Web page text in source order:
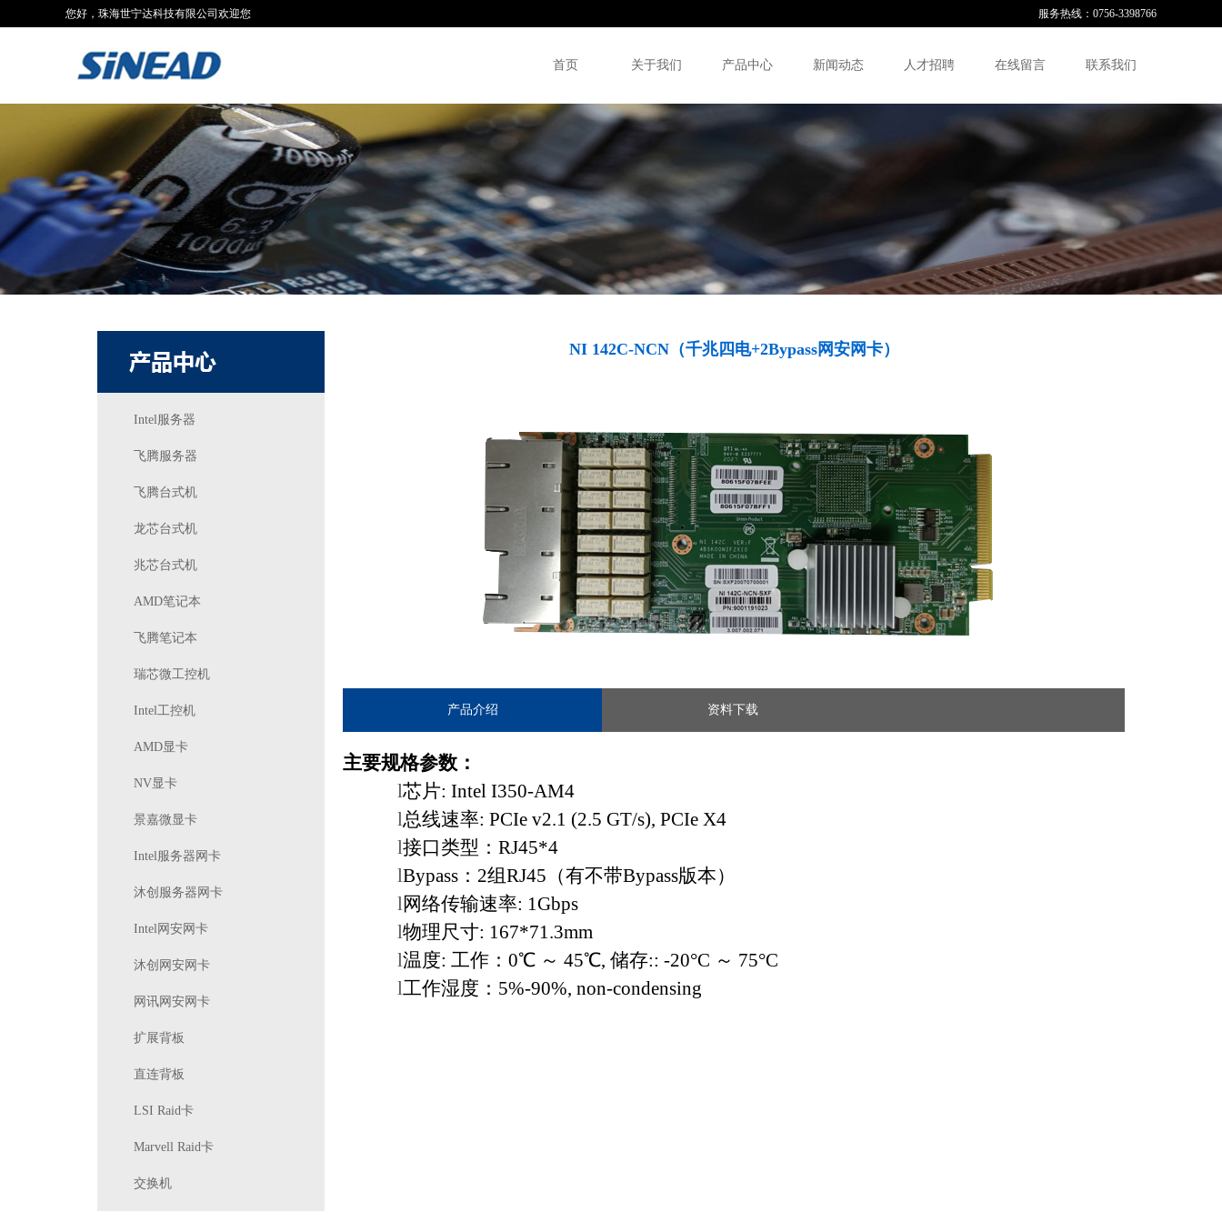
您好，珠海世宁达科技有限公司欢迎您 服务热线：0756-3398766
首页 关于我们 产品中心 新闻动态 人才招聘 在线留言 联系我们
Intel服务器
飞腾服务器
飞腾台式机
龙芯台式机
兆芯台式机
AMD笔记本
飞腾笔记本
瑞芯微工控机
Intel工控机
AMD显卡
NV显卡
景嘉微显卡
Intel服务器网卡
沐创服务器网卡
Intel网安网卡
沐创网安网卡
网讯网安网卡
扩展背板
直连背板
LSI Raid卡
Marvell Raid卡
交换机
NI 142C-NCN（千兆四电+2Bypass网安网卡）
产品介绍 资料下载
主要规格参数：
l芯片: IntelI350-AM4
l总线速率:PCIe v2.1 (2.5 GT/s), PCIe X4
l接口类型：RJ45*4
lBypass ： 2组RJ45 （有不带Bypass版本）
l网络传输速率: 1Gbps
l物理尺寸: 167*71.3mm
l温度:工作：0℃ ～ 45℃,储存:: -20°C ～ 75°C
l工作湿度： 5%-90%, non-condensing